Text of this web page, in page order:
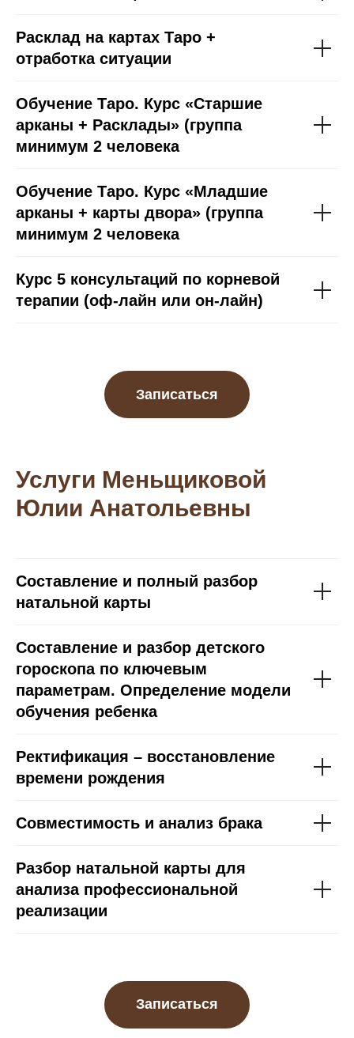
Расклад на картах Таро +
отработка ситуации
Обучение Таро. Курс «Старшие
арканы + Расклады» (группа
минимум 2 человека
Обучение Таро. Курс «Младшие
арканы + карты двора» (группа
минимум 2 человека
Курс 5 консультаций по корневой
терапии (оф-лайн или он-лайн)
Записаться
Услуги Меньщиковой
Юлии Анатольевны
Составление и полный разбор
натальной карты
Составление и разбор детского
гороскопа по ключевым
параметрам. Определение модели
обучения ребенка
Ректификация – восстановление
времени рождения
Совместимость и анализ брака
Разбор натальной карты для
анализа профессиональной
реализации
Записаться